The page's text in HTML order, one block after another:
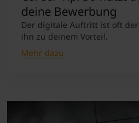
deine Bewerbung
Der digitale Auftritt ist oft
ihn zu deinem Vorteil.
Mehr dazu